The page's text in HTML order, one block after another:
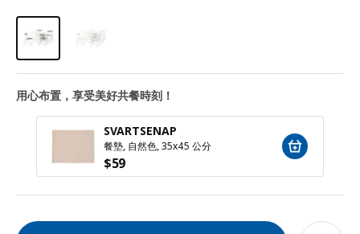
用心布置，享受美好共餐時刻！
SVARTSENAP
餐墊, 自然色, 35x45 公分
$59